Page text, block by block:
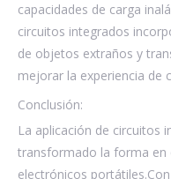
capacidades de carga
circuitos integrados
de objetos extraños y
mejorar la experiencia de
Conclusión:
La aplicación de circuitos
transformado la forma en
electrónicos